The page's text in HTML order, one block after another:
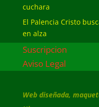
cuchara
El Palencia Cristo
en alza
Suscripcion
Aviso Legal
Web diseñada,